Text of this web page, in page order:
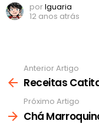
porIguaria
12 anos atrás
mais
Anterior Artigo
Receitas
Próximo Artigo
Chá